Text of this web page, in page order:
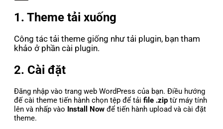
1. Theme tải xuống
Công tác tải theme giống như tải plugin, bạn tham
khảo ở phần cài plugin.
2. Cài đặt
Đăng nhập vào trang web WordPress của bạn. Điều hướng
đế cài theme tiến hành chọn tệp để tải file .zip từ máy tính
lên và nhấp vào Install Now để tiến hành upload và cài đặt
theme.